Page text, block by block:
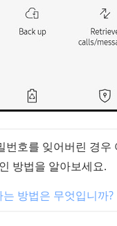
번호를 잊어버린 경
방법을 알아보세요.
방법은 무엇입니까?